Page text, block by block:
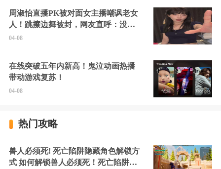
周淑怡直播PK被对面女主播嘲讽老女
人！跳擦边舞被封，网友直呼：没边
硬擦封的好！
04-08
在线突破五年内新高！鬼泣动画热播
带动游戏复苏！
04-08
热门攻略
兽人必须死! 死亡陷阱隐藏角色解锁方
式 如何解锁兽人必须死！死亡陷阱中